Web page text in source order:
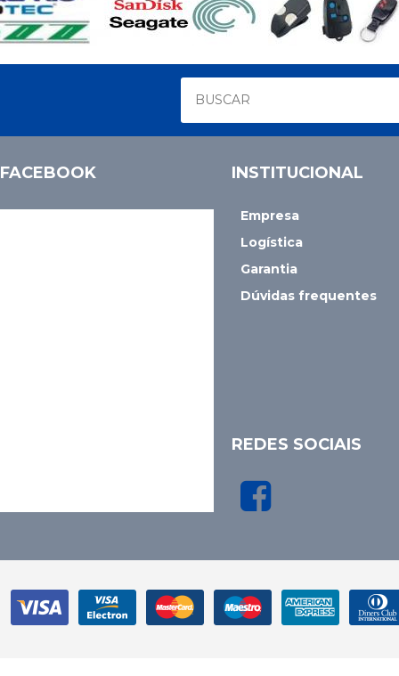
FACEBOOK INSTITUCIONAL
Empresa
Logística
Garantia
Dúvidas frequentes
REDES SOCIAIS